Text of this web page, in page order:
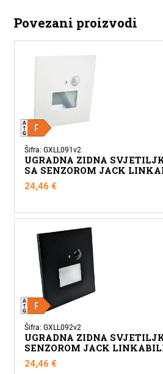
Povezani proizvodi
Šifra: GXLL091v2
UGRADNA ZIDNA
SA SENZOROM JACK
24,46€
Šifra: GXLL092v2
UGRADNA ZIDNA
SENZOROM JACK
24,46€